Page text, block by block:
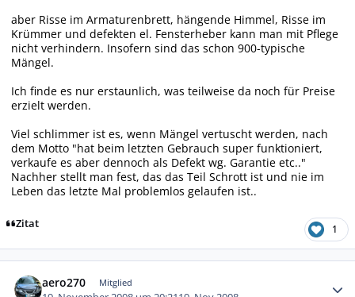
aber Risse im Armaturenbrett, hängende Himmel, Risse im
Krümmer und defekten el. Fensterheber kann man mit Pflege
nicht verhindern. Insofern sind das schon 900-typische
Mängel.
Ich finde es nur erstaunlich, was teilweise da noch für Preise
erzielt werden.
Viel schlimmer ist es, wenn Mängel vertuscht werden, nach
dem Motto "hat beim letzten Gebrauch super funktioniert,
verkaufe es aber dennoch als Defekt wg. Garantie etc.."
Nachher stellt man fest, das das Teil Schrott ist und nie im
Leben das letzte Mal problemlos gelaufen ist..
Zitat 1
aero270 Mitglied